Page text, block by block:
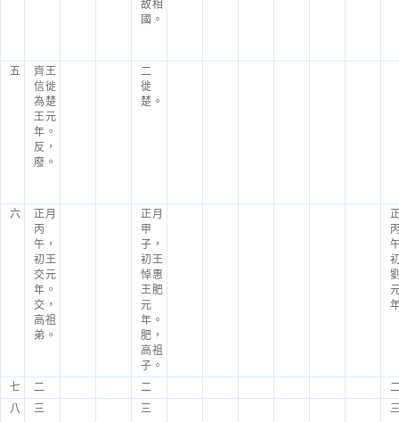
故相
國。
五
齊王
信徙
為楚
王元
年。
反，
廢。
二
徙
楚。
六
正月
丙
午，
初王
交元
年。
交，
高祖
弟。
正月
甲
子，
初王
悼惠
王肥
元
年。
肥，
高祖
子。
七 二 二
八
三 三